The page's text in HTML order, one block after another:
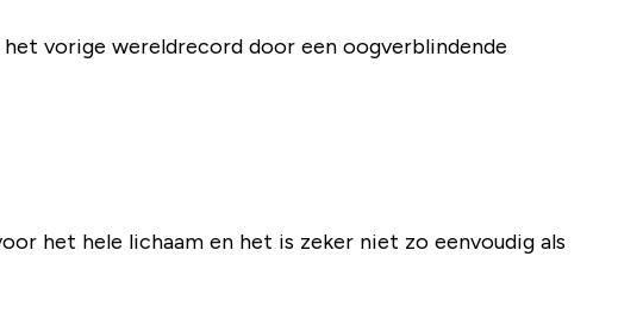
vorige wereldrecord door een oogverblindende
het hele lichaam en het is zeker niet zo eenvoudig als